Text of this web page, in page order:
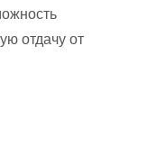
отдачу от